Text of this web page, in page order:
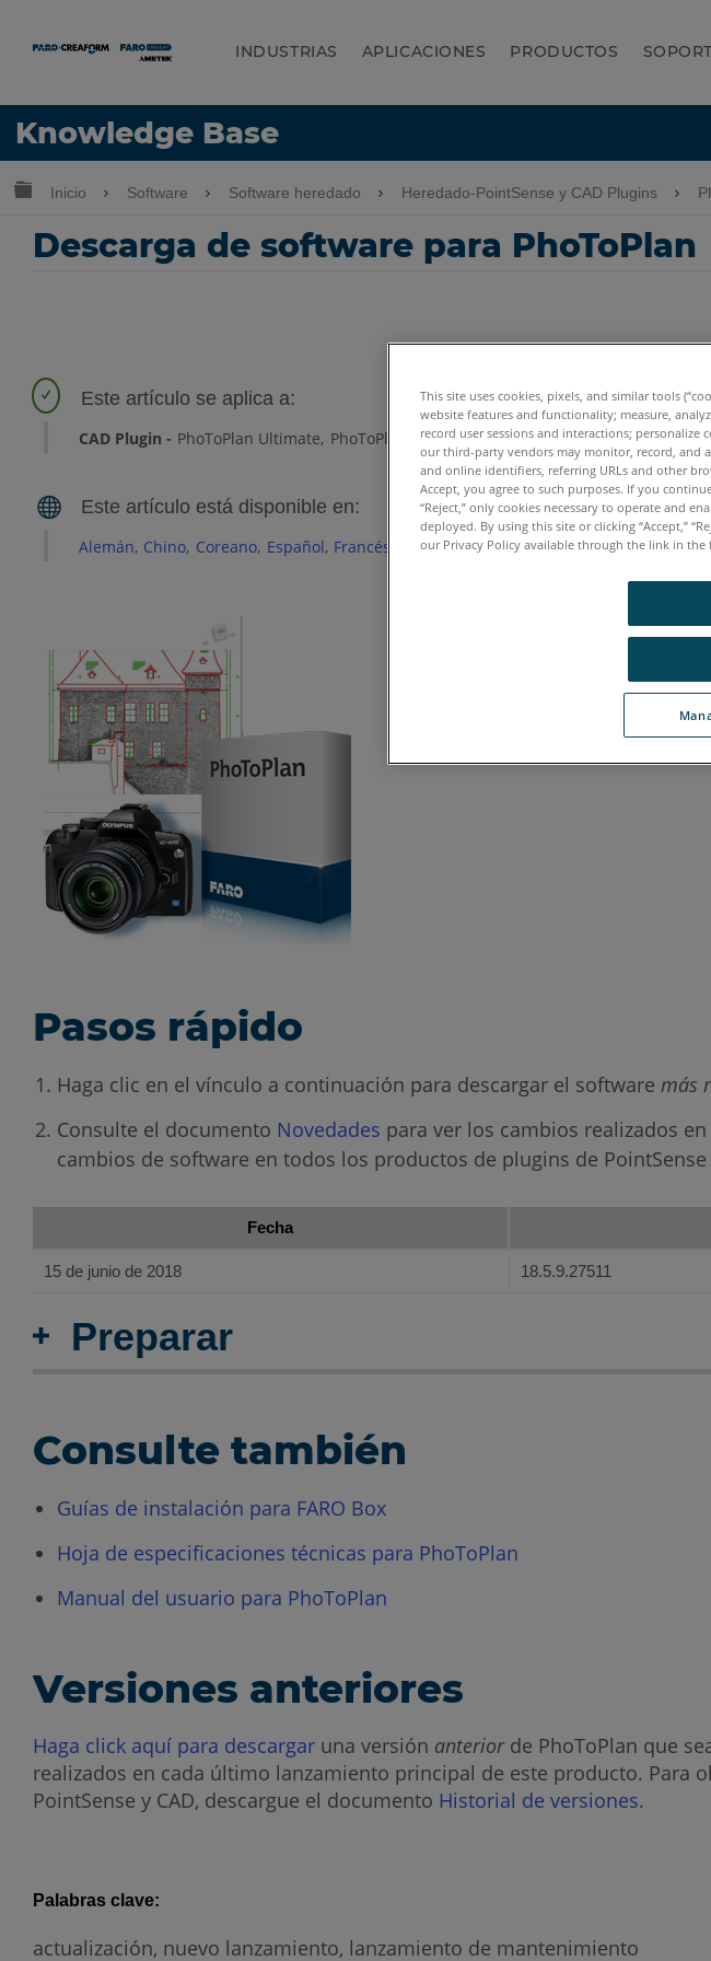
INDUSTRIAS APLICACIONES PRODUCTOS
Knowledge Base
Idioma
Expandir/contraer jerarquía global
Inicio Software Software heredado Heredado-PointSense y CAD Plugins
Descarga de software para PhoToPlan
CAD Plugin PhoToPlan Ultimate PhoToPlan Pro PhoToPlan Basic
Alemán Chino Coreano Español Francés Inglés Italiano Japonés Portugués
Pasos rápido
Haga clic en el vínculo a continuación para descargar el software más
Consulte el documento Novedades para ver los cambios realizados
cambios de software en todos los productos de plugins de
Fecha
15 de junio de 2018 18.5.9.27511
Preparar
Consulte también
Guías de instalación para FARO Box
Hoja de especificaciones técnicas para PhoToPlan
Manual del usuario para PhoToPlan
Versiones anteriores
Haga click aquí para descargar una versión anteriorde PhoToPlan que
realizados en cada último lanzamiento principal de este producto.
PointSense y CAD, descargue el documento Historial de versiones.
Palabras clave:
actualización, nuevo lanzamiento, lanzamiento de mantenimiento
This site uses cookies, pixels, and similar tools
website features and functionality; measure,
record user sessions and interactions;
our third-party vendors may monitor, record, and
and online identifiers, referring URLs and other
Accept, you agree to such purposes. If you
“Reject,” only cookies necessary to operate and
deployed. By using this site or clicking “Accept,”
our Privacy Policy available through the link in the